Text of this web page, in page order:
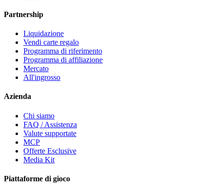
Partnership
Liquidazione
Vendi carte regalo
Programma di riferimento
Programma di affiliazione
Mercato
All'ingrosso
Azienda
Chi siamo
FAQ / Assistenza
Valute supportate
MCP
Offerte Esclusive
Media Kit
Piattaforme di gioco